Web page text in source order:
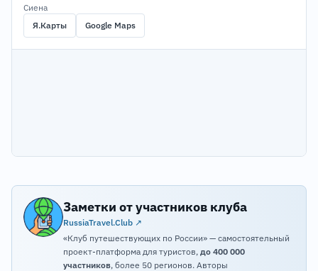
Сиена
Я.Карты
Google Maps
Заметки от участников клуба
RussiaTravel.Club ↗
«Клуб путешествующих по России» — самостоятельный
проект-платформа для туристов, до 400 000
участников, более 50 регионов. Авторы